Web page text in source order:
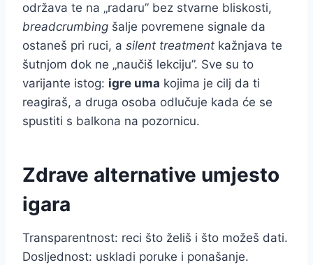
održava te na „radaru” bez stvarne bliskosti,
breadcrumbing šalje povremene signale da
ostaneš pri ruci, a silent treatment kažnjava te
šutnjom dok ne „naučiš lekciju”. Sve su to
varijante istog: igre uma kojima je cilj da ti
reagiraš, a druga osoba odlučuje kada će se
spustiti s balkona na pozornicu.
Zdrave alternative umjesto
igara
Transparentnost: reci što želiš i što možeš dati.
Dosljednost: uskladi poruke i ponašanje.